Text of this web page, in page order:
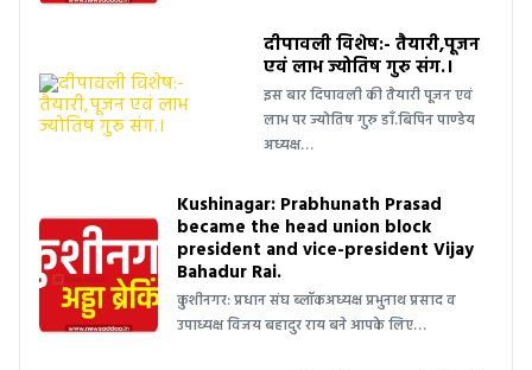
दीपावली विशेष:- तैयारी,पूजन
एवं लाभ ज्योतिष गुरु संग.।
इस बार दिपावली की तैयारी पूजन एवं
लाभ पर ज्योतिष गुरु डाँ.बिपिन पाण्डेय
अध्यक्ष…
Kushinagar: Prabhunath Prasad
became the head union block
president and vice-president Vijay
Bahadur Rai.
कुशीनगर: प्रधान संघ ब्लॉकअध्यक्ष प्रभुनाथ प्रसाद व
उपाध्यक्ष विजय बहादुर राय बने आपके लिए…